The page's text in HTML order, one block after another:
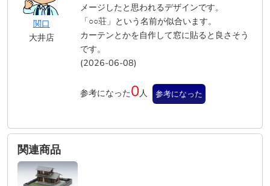
関口
大井店
メージしたと思われるデザインです。
「○○荘」という名前が似合います。
カーテンとかを自作して窓に貼ると良さそう
です。
(2026-06-08)
参考になった0人 参考になった
関連商品